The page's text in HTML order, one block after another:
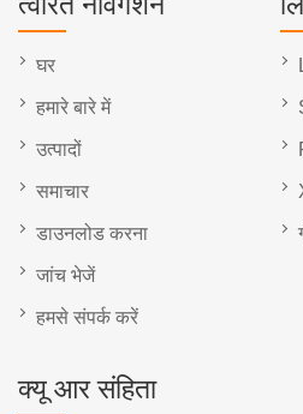
घर
हमारे बारे में
उत्पादों
समाचार
डाउनलोड करना
जांच भेजें
हमसे संपर्क करें
क्यू आर संहिता